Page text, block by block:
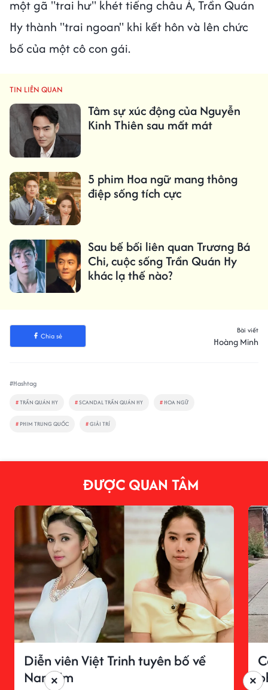
một gã "trai hư" khét tiếng châu Á, Trần Quán
Hy thành "trai ngoan" khi kết hôn và lên chức
bố của một cô con gái.
TIN LIÊN QUAN
Tâm sự xúc động của Nguyễn
Kinh Thiên sau mất mát
5 phim Hoa ngữ mang thông
điệp sống tích cực
Sau bế bối liên quan Trương Bá
Chi, cuộc sống Trần Quán Hy
khác lạ thế nào?
Chia sẻ
Bài viết
Hoàng Minh
#Hashtag
#TRẦN QUÁN HY #SCANDAL TRẦN QUÁN HY # HOA NGỮ
# PHIM TRUNG QUỐC #GIẢI TRÍ
ĐƯỢC QUAN TÂM
Diễn viên Việt Trinh tuyên bố về
Nam Em
×
×